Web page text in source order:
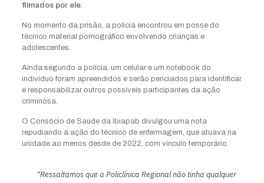
filmados por ele.
No momento da prisão, a polícia encontrou em posse do
técnico material pornográfico envolvendo crianças e
adolescentes.
Ainda segundo a polícia, um celular e um notebook do
indivíduo foram apreendidos e serão periciados para identificar
e responsabilizar outros possíveis participantes da ação
criminosa.
O Consócio de Saúde da Ibiapab divulgou uma nota
repudiando a ação do técnico de enfermagem, que atuava na
unidade ao menos desde de 2022, com vínculo temporário.
“Ressaltamos que a Policlínica Regional não tinha qualquer